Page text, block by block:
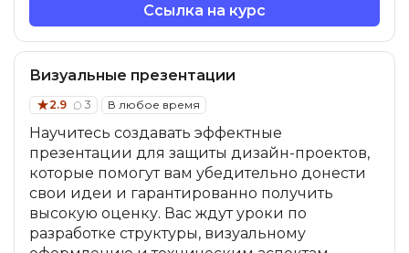
Ссылка на курс
Визуальные презентации
2.9 3 В любое время
Научитесь создавать эффектные
презентации для защиты дизайн-проектов,
которые помогут вам убедительно донести
свои идеи и гарантированно получить
высокую оценку. Вас ждут уроки по
разработке структуры, визуальному